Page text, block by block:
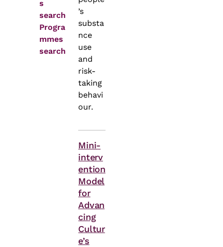
s
search
Progra
mmes
search
’s
substa
nce
use
and
risk-
taking
behavi
our.
Mini-
interv
ention
Model
for
Advan
cing
Cultur
e’s